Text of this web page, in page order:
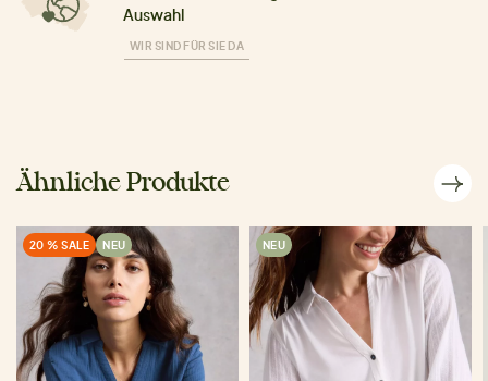
Auswahl
WIR SIND FÜR SIE DA
Ähnliche Produkte
20 % SALE NEU NEU